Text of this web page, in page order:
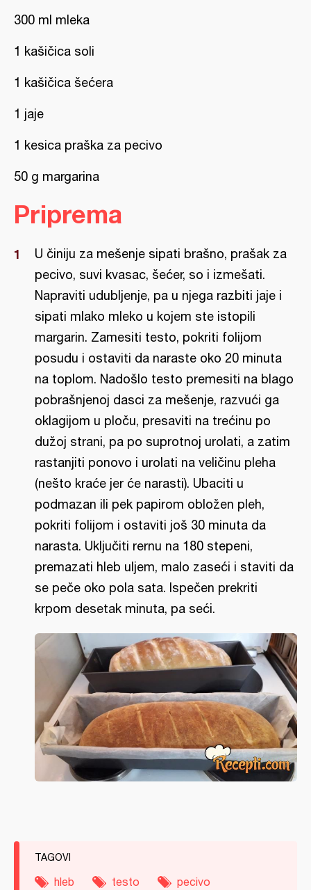
300 ml mleka
1 kašičica soli
1 kašičica šećera
1 jaje
1 kesica praška za pecivo
50 g margarina
Priprema
U činiju za mešenje sipati brašno, prašak za
pecivo, suvi kvasac, šećer, so i izmešati.
Napraviti udubljenje, pa u njega razbiti jaje i
sipati mlako mleko u kojem ste istopili
margarin. Zamesiti testo, pokriti folijom
posudu i ostaviti da naraste oko 20 minuta
na toplom. Nadošlo testo premesiti na blago
pobrašnjenoj dasci za mešenje, razvući ga
oklagijom u ploču, presaviti na trećinu po
dužoj strani, pa po suprotnoj urolati, a zatim
rastanjiti ponovo i urolati na veličinu pleha
(nešto kraće jer će narasti). Ubaciti u
podmazan ili pek papirom obložen pleh,
pokriti folijom i ostaviti još 30 minuta da
narasta. Uključiti rernu na 180 stepeni,
premazati hleb uljem, malo zaseći i staviti da
se peče oko pola sata. Ispečen prekriti
krpom desetak minuta, pa seći.
TAGOVI
hleb testo pecivo